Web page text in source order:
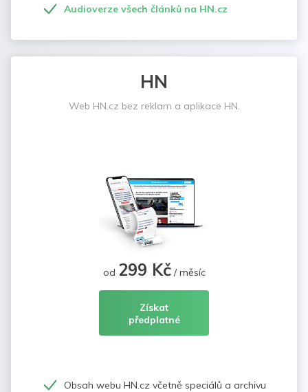
Audioverze všech článků na HN.cz
HN
Web HN.cz bez reklam a aplikace HN.
od 299 Kč/ měsíc
Získat
předplatné
Obsah webu HN.cz včetně speciálů a archivu